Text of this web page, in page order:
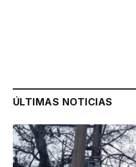
ÚLTIMAS NOTICIAS